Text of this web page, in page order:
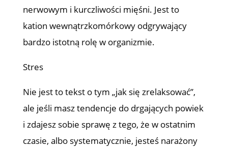
nerwowym i kurczliwości mięśni. Jest to
kation wewnątrzkomórkowy odgrywający
bardzo istotną rolę w organizmie.
Stres
Nie jest to tekst o tym „jak się zrelaksować”,
ale jeśli masz tendencje do drgających powiek
i zdajesz sobie sprawę z tego, że w ostatnim
czasie, albo systematycznie, jesteś narażony